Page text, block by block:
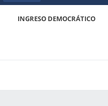
INGRESO DEMOCRÁTICO